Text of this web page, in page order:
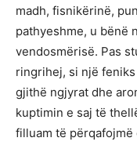
madh, fisnikërinë,
pathyeshme, u bënë
vendosmërisë. Pas
ringrihej, si një
gjithë ngjyrat dhe
kuptimin e saj të
filluam të